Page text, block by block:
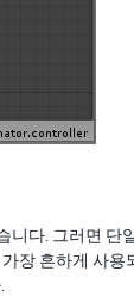
니다. 그러면 단
장 흔하게 사용